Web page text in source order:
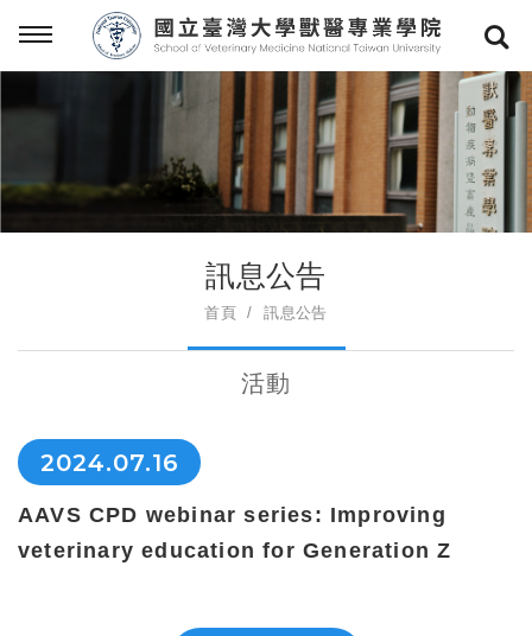
訊息公告
首頁 訊息公告
活動
2024.07.16
AAVS CPD webinar series: Improving
veterinary education for Generation Z